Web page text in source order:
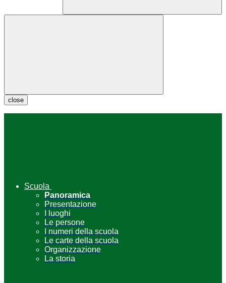
close
Scuola
Panoramica
Presentazione
I luoghi
Le persone
I numeri della scuola
Le carte della scuola
Organizzazione
La storia